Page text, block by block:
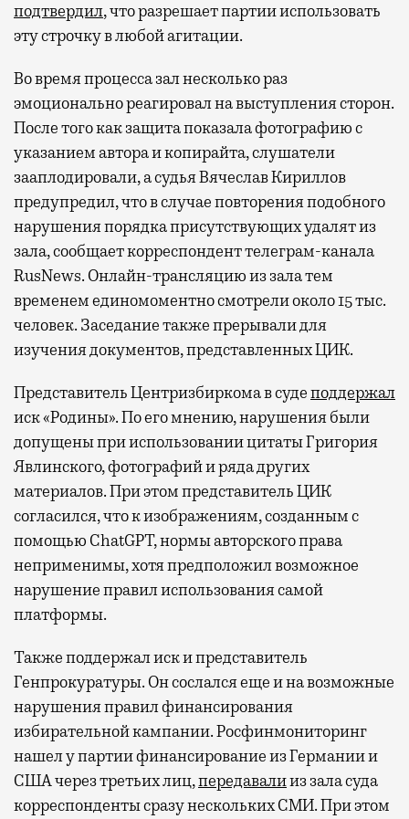
подтвердил, что разрешает партии использовать
эту строчку в любой агитации.
Во время процесса зал несколько раз
эмоционально реагировал на выступления сторон.
После того как защита показала фотографию с
указанием автора и копирайта, слушатели
зааплодировали, а судья Вячеслав Кириллов
предупредил, что в случае повторения подобного
нарушения порядка присутствующих удалят из
зала, сообщает корреспондент телеграм-канала
RusNews. Онлайн-трансляцию из зала тем
временем единомоментно смотрели около 15 тыс.
человек. Заседание также прерывали для
изучения документов, представленных ЦИК.
Представитель Центризбиркома в судеподдержал
иск «Родины». По его мнению, нарушения были
допущены при использовании цитаты Григория
Явлинского, фотографий и ряда других
материалов. При этом представитель ЦИК
согласился, что к изображениям, созданным с
помощью ChatGPT, нормы авторского права
неприменимы, хотя предположил возможное
нарушение правил использования самой
платформы.
Также поддержал иск и представитель
Генпрокуратуры. Он сослался еще и на возможные
нарушения правил финансирования
избирательной кампании. Росфинмониторинг
нашел у партии финансирование из Германии и
США через третьих лиц,передавалииз зала суда
корреспонденты сразу нескольких СМИ. При этом